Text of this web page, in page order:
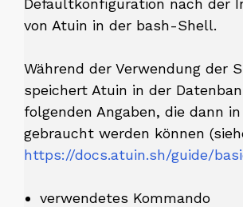
Defaultkonfiguration nach der
von Atuin in der bash-Shell.
Während der Verwendung der
speichert Atuin in der
folgenden Angaben, die dann
gebraucht werden können
https://docs.atuin.sh/guide/
verwendetes Kommando